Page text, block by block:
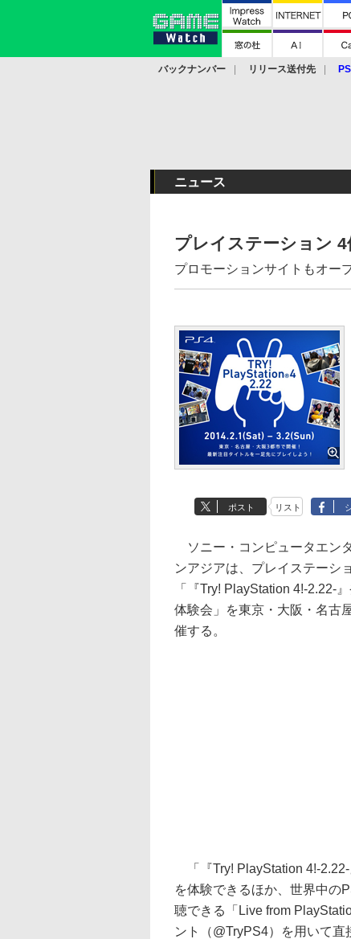
バックナンバー リリース送付先
ニュース
プレイステーション 4
プロモーションサイトもオー
ポスト リスト
ソニー・コンピュータエン
ンアジアは、プレイステーシ
「『Try! PlayStation 4!-2.22-
体験会」を東京・大阪・名古
催する。
「『Try! PlayStation 4!-
を体験できるほか、世界中の
聴できる「Live from
ント（@TryPS4）を用いて直